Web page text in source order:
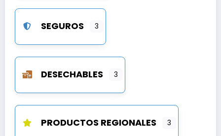
SEGUROS 3
DESECHABLES 3
PRODUCTOS REGIONALES 3